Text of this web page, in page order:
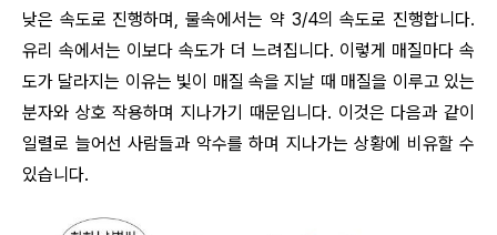
낮은 속도로 진행하며, 물속에서는 약 3/4의 속도로 진행합니다.
유리 속에서는 이보다 속도가 더 느려집니다. 이렇게 매질마다 속
도가 달라지는 이유는 빛이 매질 속을 지날 때 매질을 이루고 있는
분자와 상호 작용하며 지나가기 때문입니다. 이것은 다음과 같이
일렬로 늘어선 사람들과 악수를 하며 지나가는 상황에 비유할 수
있습니다.